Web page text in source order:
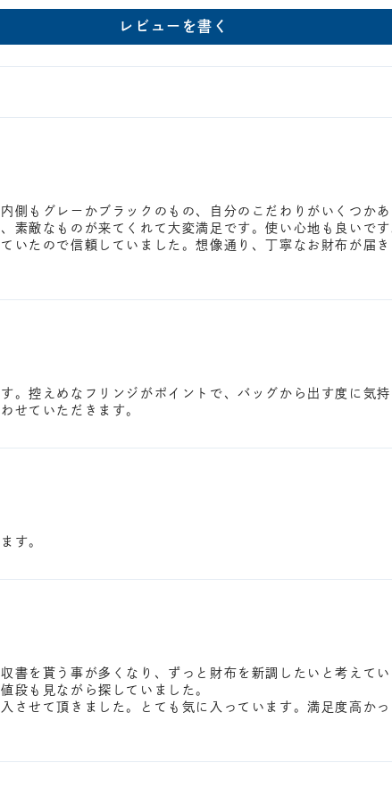
レビューを書く
側もグレーかブラックのもの、自分のこだわりがいくつか
素敵なものが来てくれて大変満足です。使い心地も良いで
いたので信頼していました。想像通り、丁寧なお財布が届
。控えめなフリンジがポイントで、バッグから出す度に気持
せていただきます。
す。
を貰う事が多くなり、ずっと財布を新調したいと考えてい
段も見ながら探していました。
させて頂きました。とても気に入っています。満足度高か